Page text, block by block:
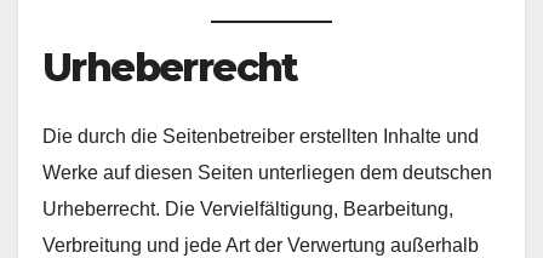
Urheberrecht
Die durch die Seitenbetreiber erstellten Inhalte und
Werke auf diesen Seiten unterliegen dem deutschen
Urheberrecht. Die Vervielfältigung, Bearbeitung,
Verbreitung und jede Art der Verwertung außerhalb